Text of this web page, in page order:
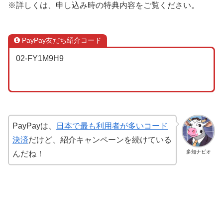
※詳しくは、申し込み時の特典内容をご覧ください。
PayPay友だち紹介コード
02-FY1M9H9
多知ナビオ
PayPayは、
日本で最も利用者が多いコード
決済だけど、紹介キャンペーンを続けている
んだね！